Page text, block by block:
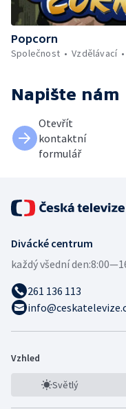
Popcorn
Společnost
Vzdělávací
Napište nám
Otevřít
kontaktní
formulář
Divácké centrum
každý všední den:
261 136 113
Vzhled
Světlý